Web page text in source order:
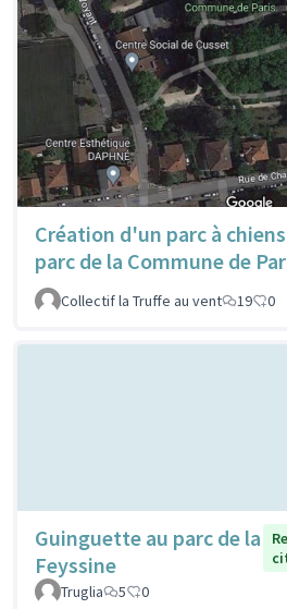
Création d'un parc à
parc de la Commune de
Collectif la Truffe au vent
19 0
Guinguette au parc de la
Feyssine
Truglia
5 0